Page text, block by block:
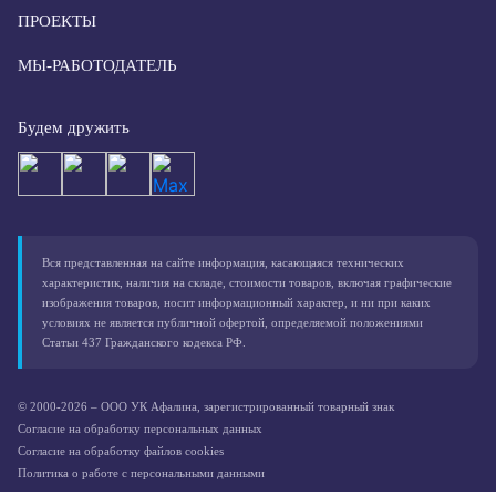
ПРОЕКТЫ
МЫ-РАБОТОДАТЕЛЬ
Будем дружить
Вся представленная на сайте информация, касающаяся технических
характеристик, наличия на складе, стоимости товаров, включая графические
изображения товаров, носит информационный характер, и ни при каких
условиях не является публичной офертой, определяемой положениями
Статьи 437 Гражданского кодекса РФ.
© 2000-2026 – ООО УК Афалина, зарегистрированный товарный знак
Согласие на обработку персональных данных
Согласие на обработку файлов cookies
Политика о работе с персональными данными